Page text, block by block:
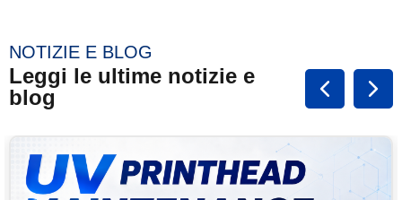
NOTIZIE E BLOG
Leggi le ultime notizie e
blog